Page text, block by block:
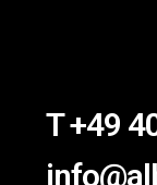
T +49